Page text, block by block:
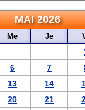
MAI 2026
Me Je
6 7
13 14
20 21